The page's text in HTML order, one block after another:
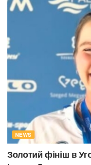
NEWS
Золотий фініш в